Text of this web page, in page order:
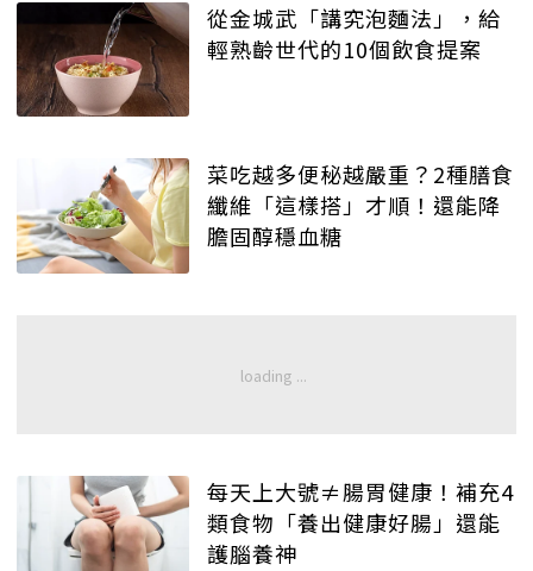
從金城武「講究泡麵法」，給
輕熟齡世代的10個飲食提案
菜吃越多便秘越嚴重？2種膳食
纖維「這樣搭」才順！還能降
膽固醇穩血糖
每天上大號≠腸胃健康！補充4
類食物「養出健康好腸」還能
護腦養神